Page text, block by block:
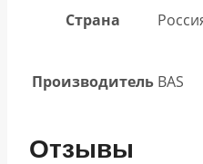
Страна
Производитель BAS
Отзывы